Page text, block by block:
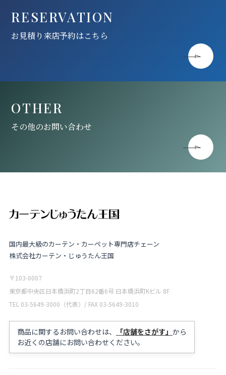
RESERVATION
お見積り来店予約はこちら
OTHER
その他のお問い合わせ
国内最大級のカーテン・カーペット専門店チェーン
株式会社カーテン・じゅうたん王国
〒103-0007
東京都中央区日本橋浜町2丁目62番6号 日本橋浜町Kビル 8F
TEL 03-5649-3000（代表）/ FAX 03-5649-3010
商品に関するお問い合わせは、 「店舗をさがす」 から
お近くの店舗にお問い合わせください。